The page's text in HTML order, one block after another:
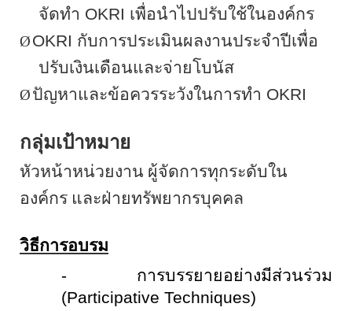
จัดทำ OKRI เพื่อนำไปปรับใช้ในองค์กร
ØOKRI กับการประเมินผลงานประจำปีเพื่อ
ปรับเงินเดือนและจ่ายโบนัส
Øปัญหาและข้อควรระวังในการทำ OKRI
กลุ่มเป้าหมาย
หัวหน้าหน่วยงาน ผู้จัดการทุกระดับใน
องค์กร และฝ่ายทรัพยากรบุคคล
วิธีการอบรม
- การบรรยายอย่างมีส่วนร่วม
(Participative Techniques)